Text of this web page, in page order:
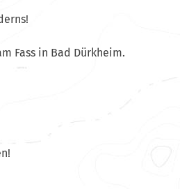
Fass in Bad Dürkheim.